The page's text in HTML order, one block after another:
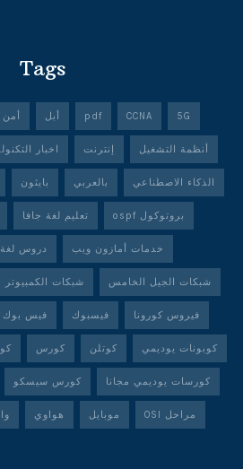
Tags
5G
CCNA
pdf أبل
أنظمة التشغيل إنترنت اخبار
الذكاء الاصطناعي بالعربي بايثون
بروتوكول ospf تعليم لغة جافا
خدمات أمازون ويب دروس لغة
شبكات الجيل الخامس شبكات الكمبيوتر
فيروس كورونا فيسبوك فيس بوك
كوبونات يوديمي كوتلن كورس
كورسات يوديمي مجانا كورس سيسكو
مراحل OSI موبايل هواوي